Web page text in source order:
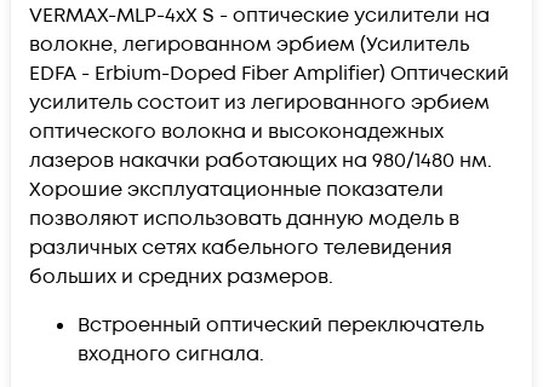
VERMAX-MLP-4xX S - оптические усилители на
волокне, легированном эрбием (Усилитель
EDFA - Erbium-Doped Fiber Amplifier) Оптический
усилитель состоит из легированного эрбием
оптического волокна и высоконадежных
лазеров накачки работающих на 980/1480 нм.
Хорошие эксплуатационные показатели
позволяют использовать данную модель в
различных сетях кабельного телевидения
больших и средних размеров.
Встроенный оптический переключатель
входного сигнала.